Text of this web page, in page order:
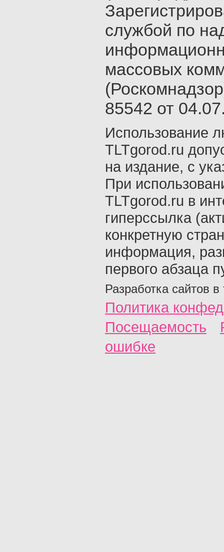
службой по
массовых
85542 от
Использование
TLTgorod.ru
на издание, с
При
TLTgorod.ru в
гиперссылка
конкретную
информация,
первого абзаца
Разработка сайтов в
Политика
Посещаемость
ошибке